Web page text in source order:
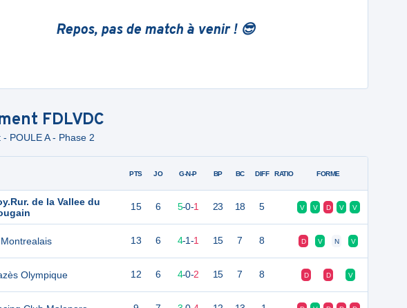
Repos, pas de match à venir ! 😎
FDLVDC
- POULE A - Phase 2
de la Vallee du
Olympique
PTS JO G-N-P BP BC DIFF RATIO FORME
15 6 5-0-1 23 18 5 V V D V V
13 6 4-1-1 15 7 8 D V N V
12 6 4-0-2 15 7 8 D D V